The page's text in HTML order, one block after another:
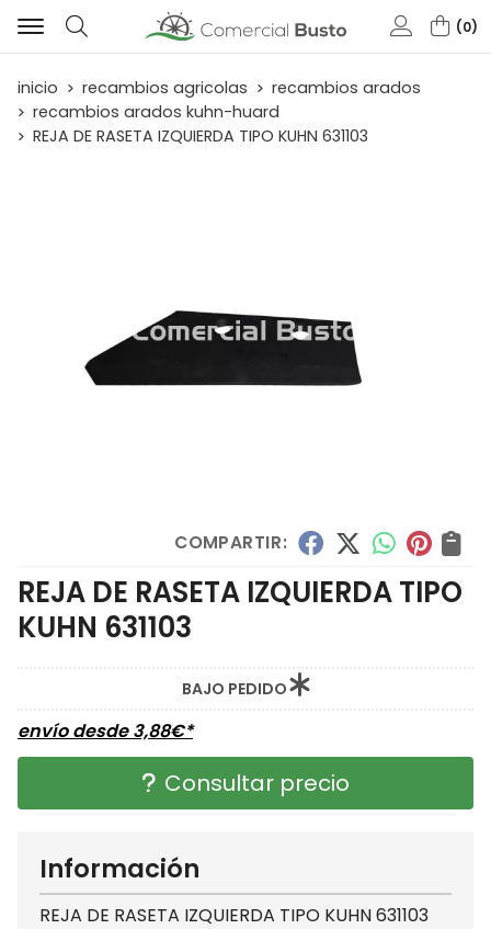
Buscar
0
inicio recambios agricolas
recambios arados
recambios arados kuhn-huard
REJA DE RASETA IZQUIERDA TIPO KUHN 631103
COMPARTIR:
REJA DE RASETA IZQUIERDA TIPO
KUHN 631103
BAJO PEDIDO
envío desde3,88€*
Consultar precio
Información
REJA DE RASETA IZQUIERDA TIPO KUHN 631103